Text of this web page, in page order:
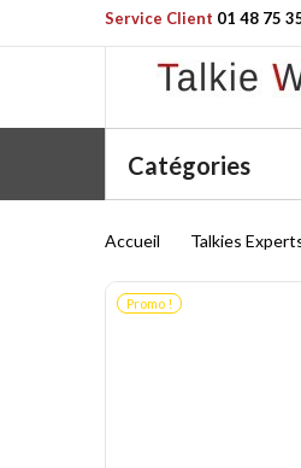
Service Client 01 48 75
Catégories
Accueil Talkies
Promo !